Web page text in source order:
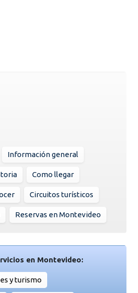
Información general
Como llegar
Circuitos turísticos
Reservas en Montevideo
en Montevideo:
y turismo